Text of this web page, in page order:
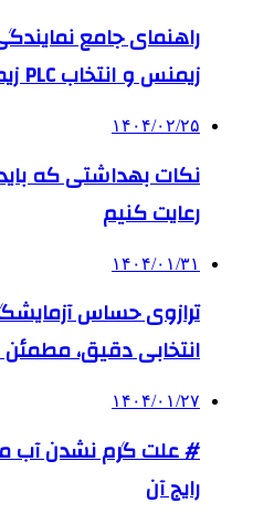
راهنمای جامع
زیمنس و انتخاب PLC زیمنس
۱۴۰۴/۰۲/۲۵
نکات بهداشتی که
رعایت کنیم
۱۴۰۴/۰۱/۳۱
ترازوی حساس
انتخابی دقیق،
۱۴۰۴/۰۱/۲۷
# علت گرم نشدن آب
رایج آن